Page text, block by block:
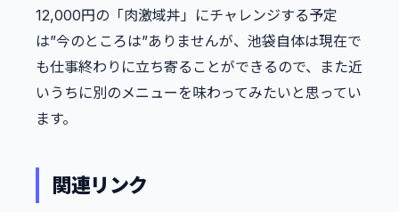
12,000円の「肉激域丼」にチャレンジする予定
は”今のところは”ありませんが、池袋自体は現在で
も仕事終わりに立ち寄ることができるので、また近
いうちに別のメニューを味わってみたいと思ってい
ます。
関連リンク